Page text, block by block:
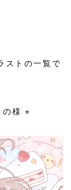
ストの一覧で
様 ⭐︎